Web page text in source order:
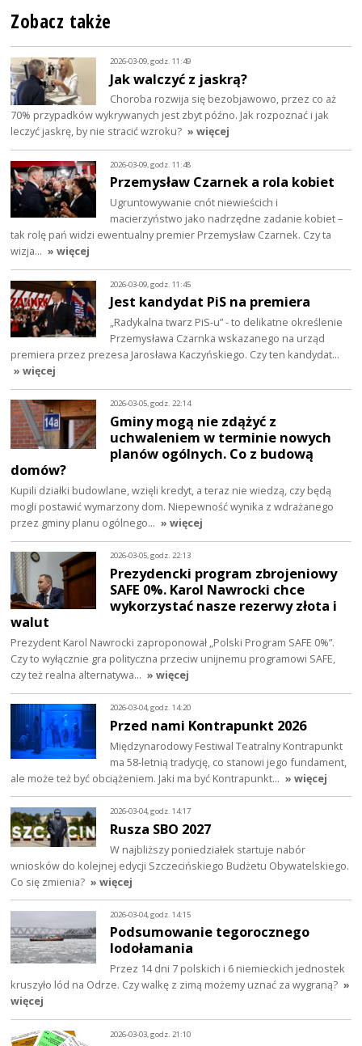
Zobacz także
2026-03-09, godz. 11:49
Jak walczyć z jaskrą?
Choroba rozwija się bezobjawowo, przez co aż
70% przypadków wykrywanych jest zbyt późno. Jak rozpoznać i jak
leczyć jaskrę, by nie stracić wzroku? » więcej
2026-03-09, godz. 11:48
Przemysław Czarnek a rola kobiet
Ugruntowywanie cnót niewieścich i
macierzyństwo jako nadrzędne zadanie kobiet –
tak rolę pań widzi ewentualny premier Przemysław Czarnek. Czy ta
wizja… » więcej
2026-03-09, godz. 11:45
Jest kandydat PiS na premiera
„Radykalna twarz PiS-u” - to delikatne określenie
Przemysława Czarnka wskazanego na urząd
premiera przez prezesa Jarosława Kaczyńskiego. Czy ten kandydat…
» więcej
2026-03-05, godz. 22:14
Gminy mogą nie zdążyć z
uchwaleniem w terminie nowych
planów ogólnych. Co z budową
domów?
Kupili działki budowlane, wzięli kredyt, a teraz nie wiedzą, czy będą
mogli postawić wymarzony dom. Niepewność wynika z wdrażanego
przez gminy planu ogólnego… » więcej
2026-03-05, godz. 22:13
Prezydencki program zbrojeniowy
SAFE 0%. Karol Nawrocki chce
wykorzystać nasze rezerwy złota i
walut
Prezydent Karol Nawrocki zaproponował „Polski Program SAFE 0%”.
Czy to wyłącznie gra polityczna przeciw unijnemu programowi SAFE,
czy też realna alternatywa… » więcej
2026-03-04, godz. 14:20
Przed nami Kontrapunkt 2026
Międzynarodowy Festiwal Teatralny Kontrapunkt
ma 58-letnią tradycję, co stanowi jego fundament,
ale może też być obciążeniem. Jaki ma być Kontrapunkt… » więcej
2026-03-04, godz. 14:17
Rusza SBO 2027
W najbliższy poniedziałek startuje nabór
wniosków do kolejnej edycji Szczecińskiego Budżetu Obywatelskiego.
Co się zmienia? » więcej
2026-03-04, godz. 14:15
Podsumowanie tegorocznego
lodołamania
Przez 14 dni 7 polskich i 6 niemieckich jednostek
kruszyło lód na Odrze. Czy walkę z zimą możemy uznać za wygraną? »
więcej
2026-03-03, godz. 21:10